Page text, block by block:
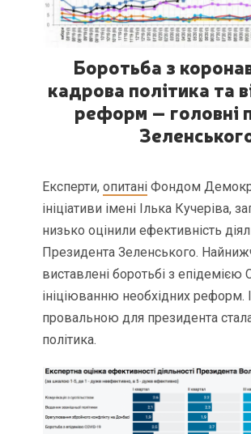
Боротьба з
кадрова політика та
реформ – головні
Експерти,опитані Фондом
ініціативи імені Ілька Кучеріва,
низько оцінили ефективність
Президента Зеленського.
виставлені боротьбі з епідемією
ініціюванню необхідних реформ.
провальною для президента
політика.